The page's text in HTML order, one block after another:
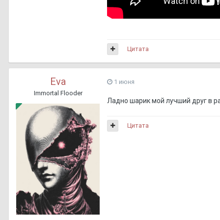
Цитата
Eva
Immortal Flooder
1 июня
Ладно шарик мой лучший друг в
Цитата